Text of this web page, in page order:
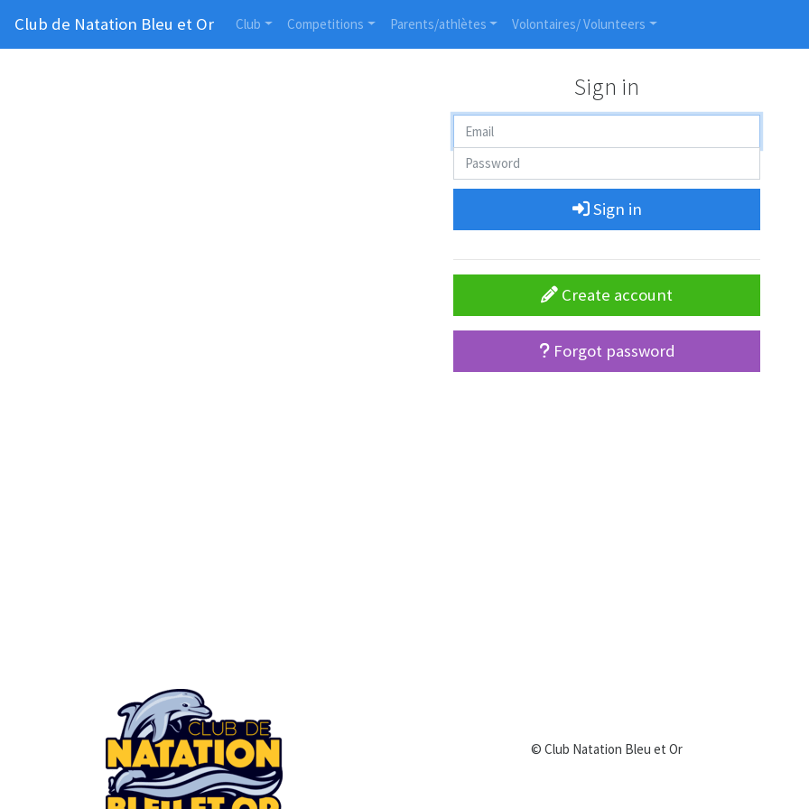
Club de Natation Bleu et Or Club Competitions Parents/athlètes Volontaires/ Volunteers
Sign in
Sign in
Create account
Forgot password
© Club Natation Bleu et Or